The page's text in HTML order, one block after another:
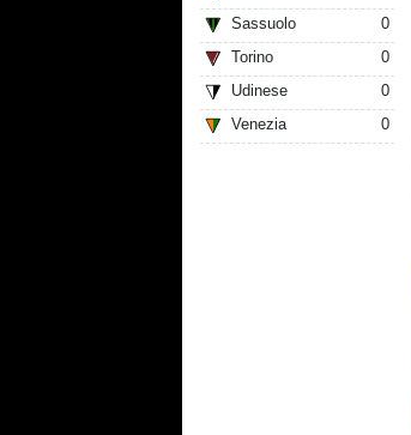
Sassuolo
0
Torino
0
Udinese
0
Venezia
0